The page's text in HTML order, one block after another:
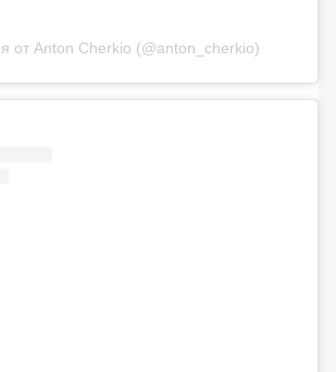
от Anton Cherkio (@anton_cherkio)